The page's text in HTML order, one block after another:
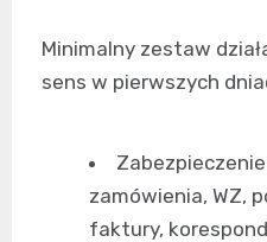
Minimalny zestaw
sens w pierwszych
zamówienia, WZ,
faktury,